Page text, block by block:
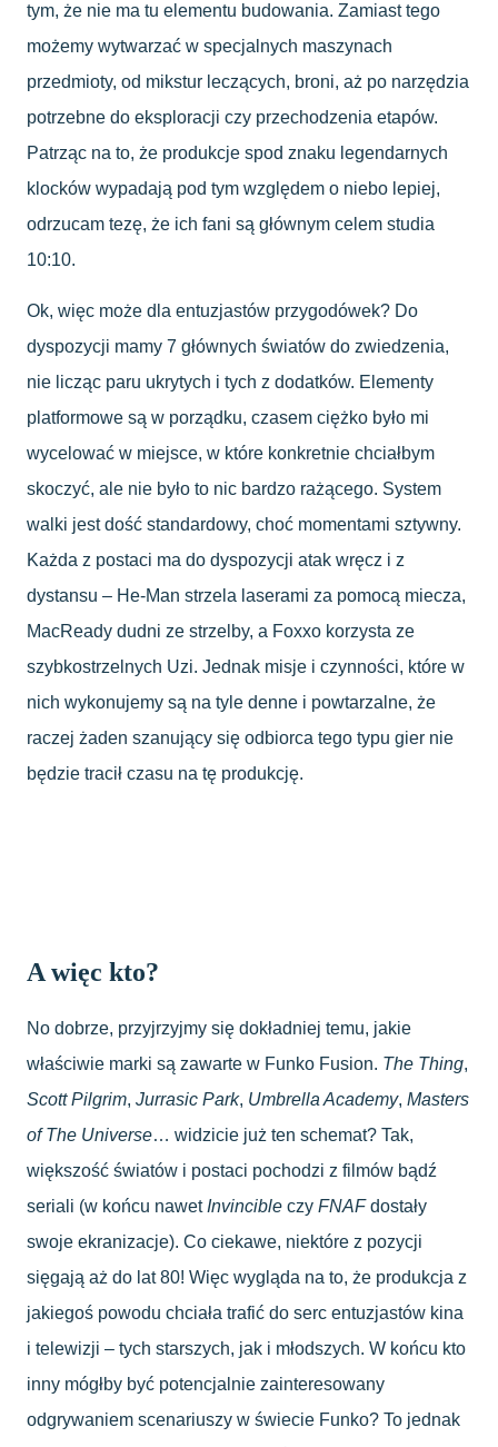
tym, że nie ma tu elementu budowania. Zamiast tego
możemy wytwarzać w specjalnych maszynach
przedmioty, od mikstur leczących, broni, aż po narzędzia
potrzebne do eksploracji czy przechodzenia etapów.
Patrząc na to, że produkcje spod znaku legendarnych
klocków wypadają pod tym względem o niebo lepiej,
odrzucam tezę, że ich fani są głównym celem studia
10:10.
Ok, więc może dla entuzjastów przygodówek? Do
dyspozycji mamy 7 głównych światów do zwiedzenia,
nie licząc paru ukrytych i tych z dodatków. Elementy
platformowe są w porządku, czasem ciężko było mi
wycelować w miejsce, w które konkretnie chciałbym
skoczyć, ale nie było to nic bardzo rażącego. System
walki jest dość standardowy, choć momentami sztywny.
Każda z postaci ma do dyspozycji atak wręcz i z
dystansu – He-Man strzela laserami za pomocą miecza,
MacReady dudni ze strzelby, a Foxxo korzysta ze
szybkostrzelnych Uzi. Jednak misje i czynności, które w
nich wykonujemy są na tyle denne i powtarzalne, że
raczej żaden szanujący się odbiorca tego typu gier nie
będzie tracił czasu na tę produkcję.
A więc kto?
No dobrze, przyjrzyjmy się dokładniej temu, jakie
właściwie marki są zawarte w Funko Fusion. The Thing,
Scott Pilgrim, Jurrasic Park, Umbrella Academy, Masters
of The Universe… widzicie już ten schemat? Tak,
większość światów i postaci pochodzi z filmów bądź
seriali (w końcu nawetInvincible czy FNAFdostały
swoje ekranizacje). Co ciekawe, niektóre z pozycji
sięgają aż do lat 80! Więc wygląda na to, że produkcja z
jakiegoś powodu chciała trafić do serc entuzjastów kina
i telewizji – tych starszych, jak i młodszych. W końcu kto
inny mógłby być potencjalnie zainteresowany
odgrywaniem scenariuszy w świecie Funko? To jednak